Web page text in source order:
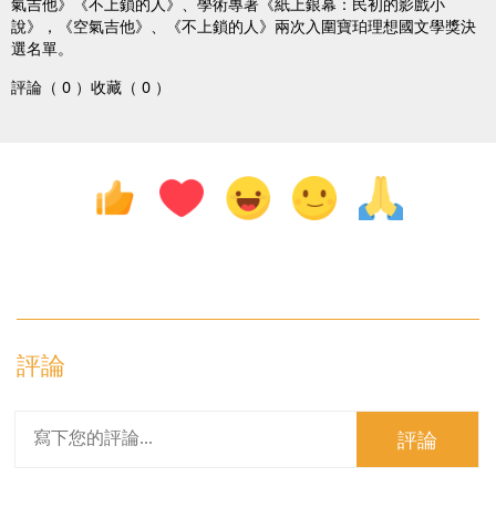
說》，《空氣吉他》、《不上鎖的人》兩次入圍寶珀理想國文學獎決
選名單。
評論（ 0 ） 收藏（ 0 ）
評論
評論